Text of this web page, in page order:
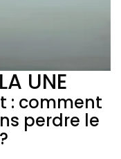
UNE
: comment
perdre le